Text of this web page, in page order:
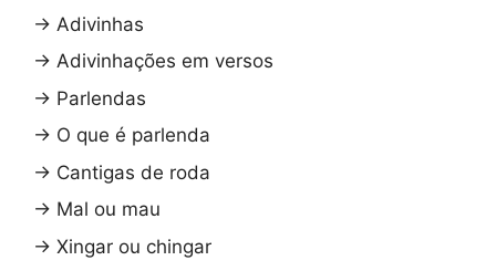
→ Adivinhas
→ Adivinhações em versos
→ Parlendas
→ O que é parlenda
→ Cantigas de roda
→ Mal ou mau
→ Xingar ou chingar